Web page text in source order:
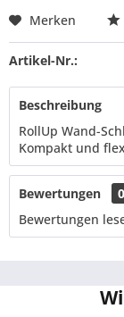
Merken
Artikel-Nr.:
Beschreibung
RollUp Wand-
Kompakt und
Bewertungen
0
Bewertungen